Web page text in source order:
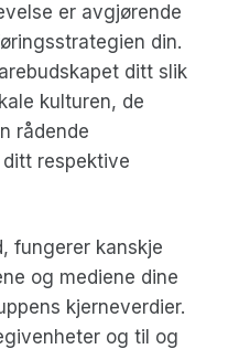
er avgjørende
din.
ditt slik
kulturen, de
rådende
respektive
fungerer kanskje
og mediene dine
kjerneverdier.
og til og